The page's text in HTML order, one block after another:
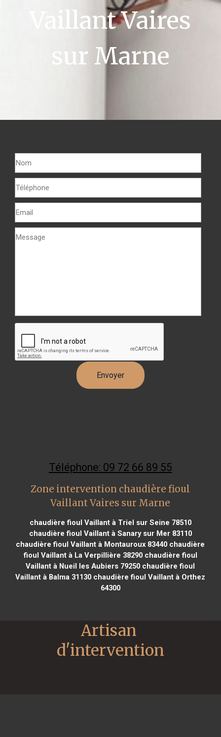
Vaillant Vaires
sur Marne
Téléphone: 09 72 66 89 55
Zone intervention chaudière fioul
Vaillant Vaires sur Marne
chaudière fioul Vaillant à Triel sur Seine 78510
chaudière fioul Vaillant à Sanary sur Mer 83110
chaudière fioul Vaillant à Montauroux 83440 chaudière
fioul Vaillant à La Verpillière 38290chaudière fioul
Vaillant à Nueil les Aubiers 79250 chaudière fioul
Vaillant à Balma 31130 chaudière fioul Vaillant à Orthez
64300
Artisan
d'intervention